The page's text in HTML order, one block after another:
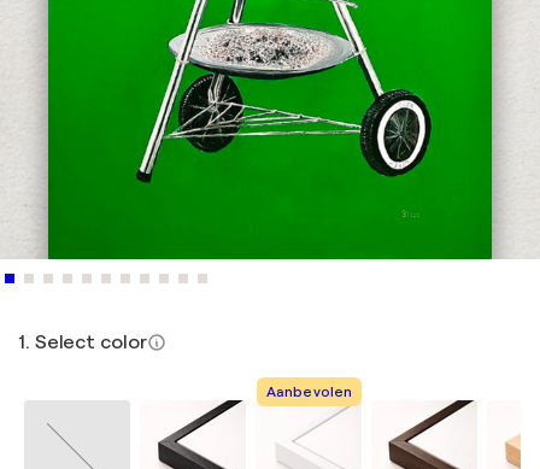
1. Select color
Aanbevolen